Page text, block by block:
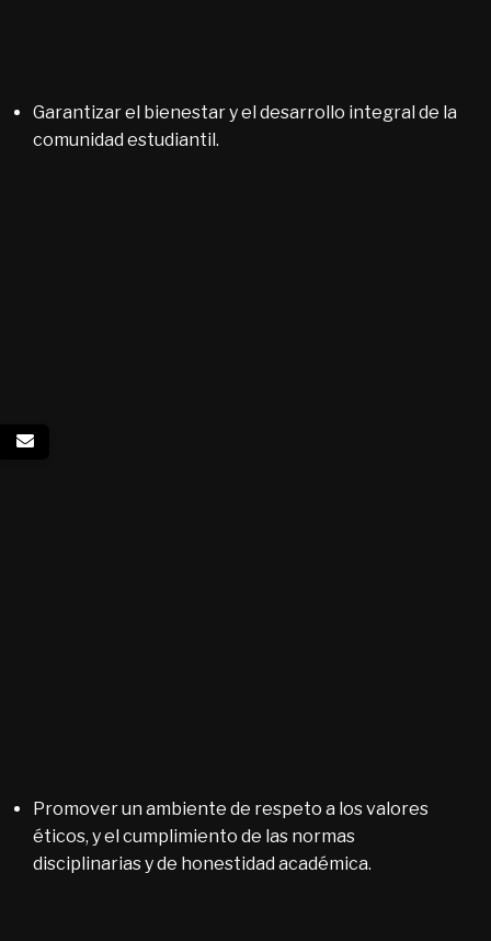
Garantizar el bienestar y el desarrollo integral de la
comunidad estudiantil.
Promover un ambiente de respeto a los valores
éticos, y el cumplimiento de las normas
disciplinarias y de honestidad académica.